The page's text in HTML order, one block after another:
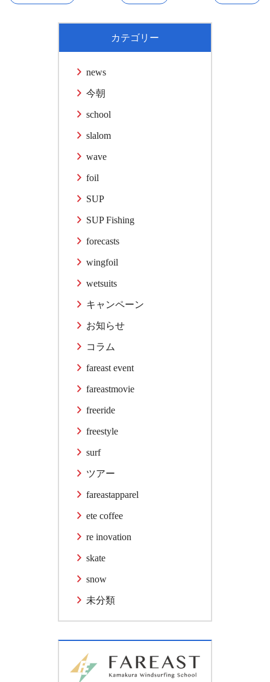
カテゴリー
news
今朝
school
slalom
wave
foil
SUP
SUP Fishing
forecasts
wingfoil
wetsuits
キャンペーン
お知らせ
コラム
fareast event
fareastmovie
freeride
freestyle
surf
ツアー
fareastapparel
ete coffee
re inovation
skate
snow
未分類